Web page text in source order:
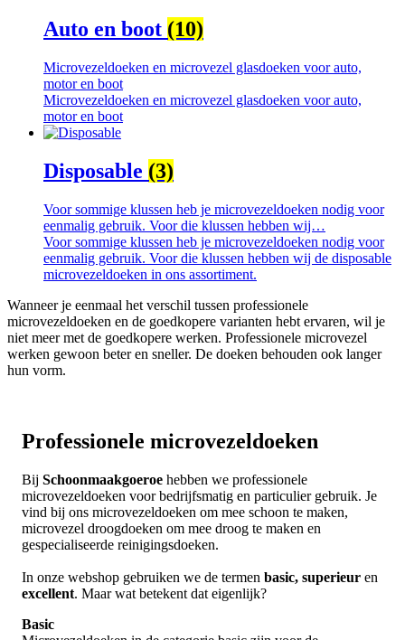
Auto en boot (10)
Microvezeldoeken en microvezel glasdoeken voor auto,
motor en boot
Microvezeldoeken en microvezel glasdoeken voor auto,
motor en boot
Disposable (3)
Voor sommige klussen heb je microvezeldoeken nodig voor
eenmalig gebruik. Voor die klussen hebben wij…
Voor sommige klussen heb je microvezeldoeken nodig voor
eenmalig gebruik. Voor die klussen hebben wij de disposable
microvezeldoeken in ons assortiment.
Wanneer je eenmaal het verschil tussen professionele
microvezeldoeken en de goedkopere varianten hebt ervaren, wil je
niet meer met de goedkopere werken. Professionele microvezel
werken gewoon beter en sneller. De doeken behouden ook langer
hun vorm.
Professionele microvezeldoeken
Bij Schoonmaakgoeroe hebben we professionele
microvezeldoeken voor bedrijfsmatig en particulier gebruik. Je
vind bij ons microvezeldoeken om mee schoon te maken,
microvezel droogdoeken om mee droog te maken en
gespecialiseerde reinigingsdoeken.
In onze webshop gebruiken we de termen basic, superieur en
excellent. Maar wat betekent dat eigenlijk?
Basic